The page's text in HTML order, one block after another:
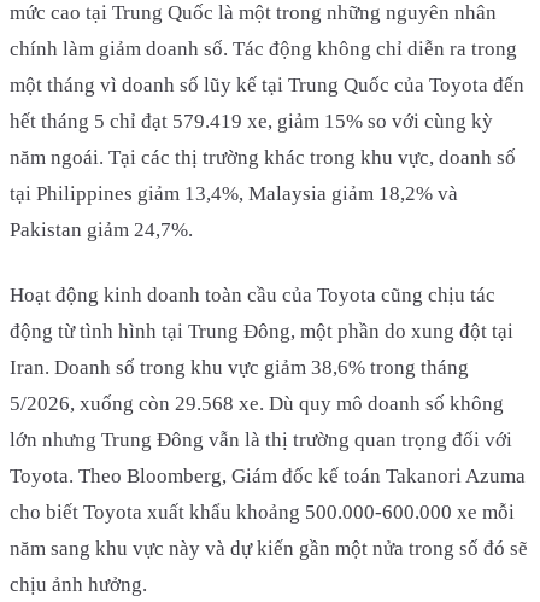
mức cao tại Trung Quốc là một trong những nguyên nhân
chính làm giảm doanh số. Tác động không chỉ diễn ra trong
một tháng vì doanh số lũy kế tại Trung Quốc của Toyota đến
hết tháng 5 chỉ đạt 579.419 xe, giảm 15% so với cùng kỳ
năm ngoái. Tại các thị trường khác trong khu vực, doanh số
tại Philippines giảm 13,4%, Malaysia giảm 18,2% và
Pakistan giảm 24,7%.
Hoạt động kinh doanh toàn cầu của Toyota cũng chịu tác
động từ tình hình tại Trung Đông, một phần do xung đột tại
Iran. Doanh số trong khu vực giảm 38,6% trong tháng
5/2026, xuống còn 29.568 xe. Dù quy mô doanh số không
lớn nhưng Trung Đông vẫn là thị trường quan trọng đối với
Toyota. Theo Bloomberg, Giám đốc kế toán Takanori Azuma
cho biết Toyota xuất khẩu khoảng 500.000-600.000 xe mỗi
năm sang khu vực này và dự kiến gần một nửa trong số đó sẽ
chịu ảnh hưởng.